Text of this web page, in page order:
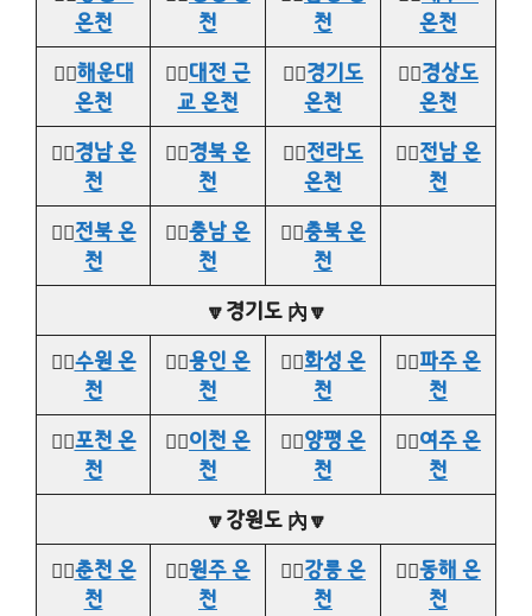
온천
천
천
온천
👉🏻해운대
온천
👉🏻대전 근
교 온천
👉🏻경기도
온천
👉🏻경상도
온천
👉🏻경남 온
천
👉🏻경북 온
천
👉🏻전라도
온천
👉🏻전남 온
천
👉🏻전북 온
천
👉🏻충남 온
천
👉🏻충북 온
천
🔽경기도 內🔽
👉🏻수원 온
천
👉🏻용인 온
천
👉🏻화성 온
천
👉🏻파주 온
천
👉🏻포천 온
천
👉🏻이천 온
천
👉🏻양평 온
천
👉🏻여주 온
천
🔽강원도 內🔽
👉🏻춘천 온
천
👉🏻원주 온
천
👉🏻강릉 온
천
👉🏻동해 온
천